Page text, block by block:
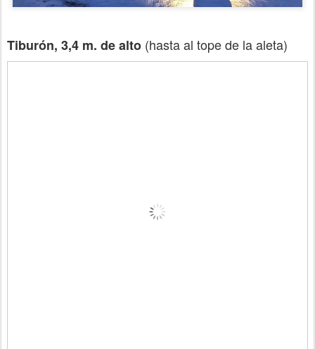
Tiburón, 3,4 m. de alto (hasta al tope de la aleta)